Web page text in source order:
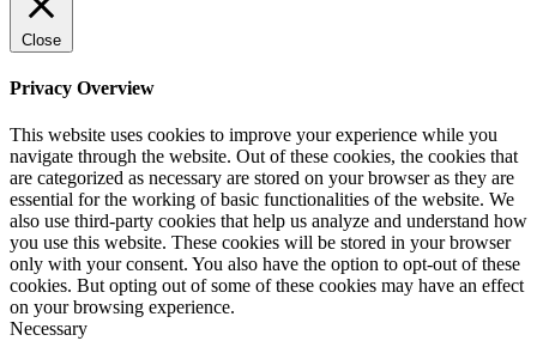
Close
Privacy Overview
This website uses cookies to improve your experience while you
navigate through the website. Out of these cookies, the cookies that
are categorized as necessary are stored on your browser as they are
essential for the working of basic functionalities of the website. We
also use third-party cookies that help us analyze and understand how
you use this website. These cookies will be stored in your browser
only with your consent. You also have the option to opt-out of these
cookies. But opting out of some of these cookies may have an effect
on your browsing experience.
Necessary